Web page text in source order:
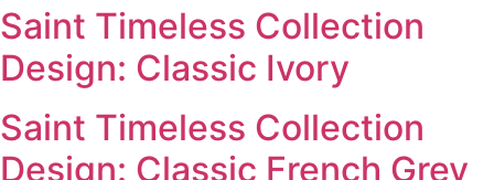
Saint Timeless Collection
Design: Classic Ivory
Saint Timeless Collection
Design: Classic French Grey